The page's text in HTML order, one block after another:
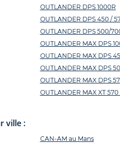
OUTLANDER DPS 1000R
OUTLANDER DPS 450 /
OUTLANDER DPS 500/
OUTLANDER MAX DPS
OUTLANDER MAX DPS
OUTLANDER MAX DPS
OUTLANDER MAX DPS
OUTLANDER MAX XT 570
ville :
CAN-AM au Mans